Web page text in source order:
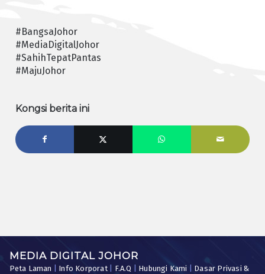
#BangsaJohor
#MediaDigitalJohor
#SahihTepatPantas
#MajuJohor
Kongsi berita ini
MEDIA DIGITAL JOHOR
Peta Laman Info Korporat| F.A.Q Hubungi Kami Dasar Privasi &